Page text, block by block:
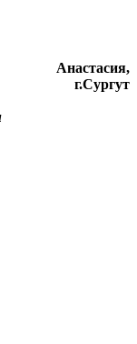
Анастасия,
г.Сургут